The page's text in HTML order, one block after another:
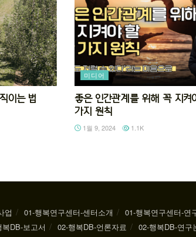
이는 법
미디어
좋은 인간관계를 위해 꼭 지켜
가지 원칙
1월 9, 2024
1.1K
업 01-행복연구센터-센터소개
01-행복연구센터-연
복DB-보고서 02-행복DB-언론자료
02-행복DB-연구